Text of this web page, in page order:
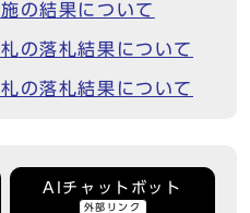
の結果について
の落札結果について
の落札結果について
AIチャットボット
外部リンク